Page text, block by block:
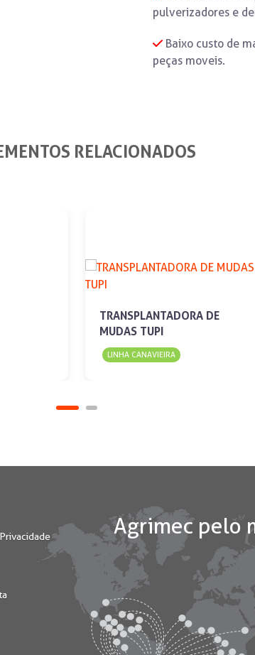
pulverizadores e
Baixo custo de
peças moveis.
RELACIONADOS
TRANSPLANTADORA DE
MUDAS TUPI
LINHA CANAVIEIRA